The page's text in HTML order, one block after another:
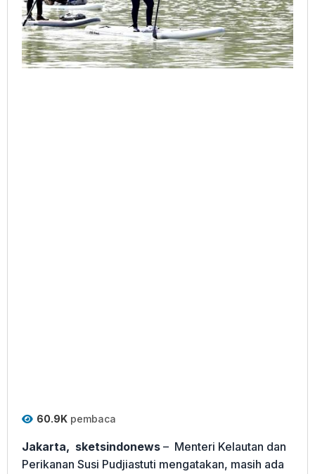
60.9K pembaca
Jakarta, sketsindonews – Menteri Kelautan dan
Perikanan Susi Pudjiastuti mengatakan, masih ada